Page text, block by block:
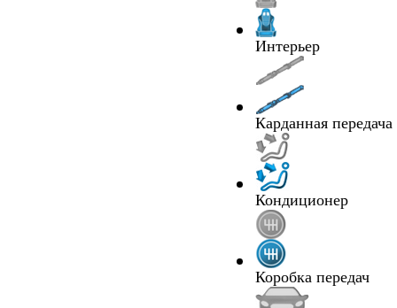
Интерьер
Карданная передача
Кондиционер
Коробка передач